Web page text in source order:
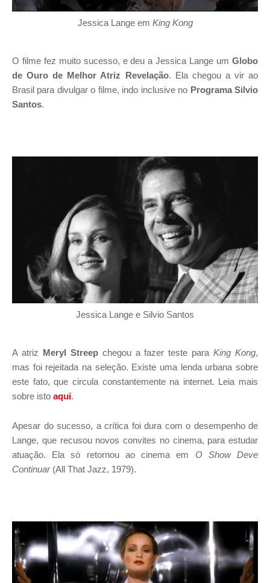
Jessica Lange em King Kong
O filme fez muito sucesso, e deu a Jessica Lange um Globo
de Ouro de Melhor Atriz Revelação. Ela chegou a vir ao
Brasil para divulgar o filme, indo inclusive no Programa Silvio
Santos.
Jessica Lange e Silvio Santos
A atriz Meryl Streepchegou a fazer teste para King Kong,
mas foi rejeitada na seleção. Existe uma lenda urbana sobre
este fato, que circula constantemente na internet. Leia mais
sobre isto aqui.
Apesar do sucesso, a crítica foi dura com o desempenho de
Lange, que recusou novos convites no cinema, para estudar
atuação. Ela só retornou ao cinema em O Show Deve
Continuar (All That Jazz, 1979).